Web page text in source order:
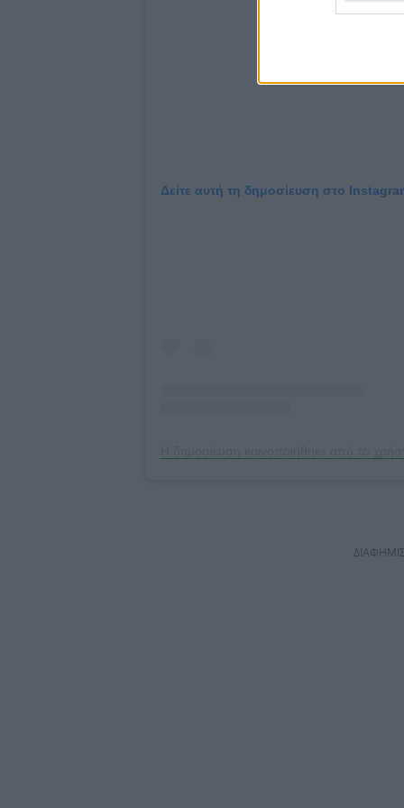
Δείτε αυτή τη δημοσίευση στο